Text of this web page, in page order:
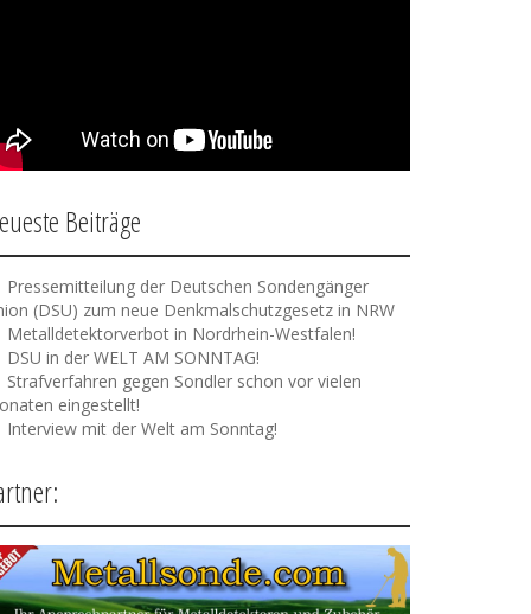
Beiträge
Pressemitteilung der Deutschen Sondengänger
(DSU) zum neue Denkmalschutzgesetz in NRW
Metalldetektorverbot in Nordrhein-Westfalen!
DSU in der WELT AM SONNTAG!
Strafverfahren gegen Sondler schon vor vielen
eingestellt!
Interview mit der Welt am Sonntag!